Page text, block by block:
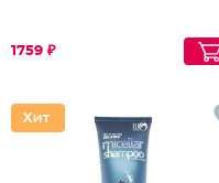
1759 ₽